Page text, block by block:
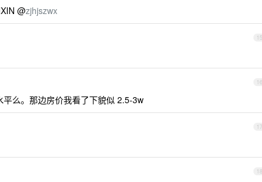
@zjhjszwx
15
16
么。那边房价我看了下貌似 2.5-3w
17
18